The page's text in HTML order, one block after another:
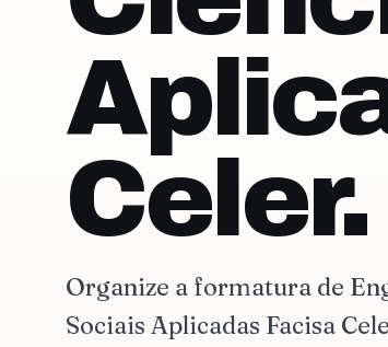
Celer.
Organize a formatura de
Sociais Aplicadas Facisa